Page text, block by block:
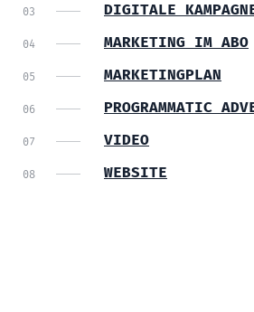
DIGITALE
MARKETING IM ABO
MARKETINGPLAN
PROGRAMMATIC
VIDEO
WEBSITE